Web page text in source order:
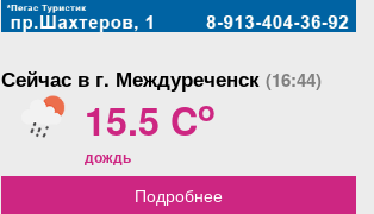
Сейчас в г. Междуреченск (16:44)
15.5 Co
дождь
Подробнее